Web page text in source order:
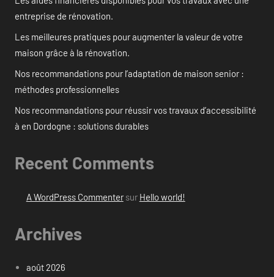
entreprise de rénovation.
Les meilleures pratiques pour augmenter la valeur de votre
maison grâce à la rénovation.
Nos recommandations pour l’adaptation de maison senior :
méthodes professionnelles
Nos recommandations pour réussir vos travaux d’accessibilité
à en Dordogne : solutions durables
Recent Comments
A WordPress Commentersur Hello world!
Archives
août 2026